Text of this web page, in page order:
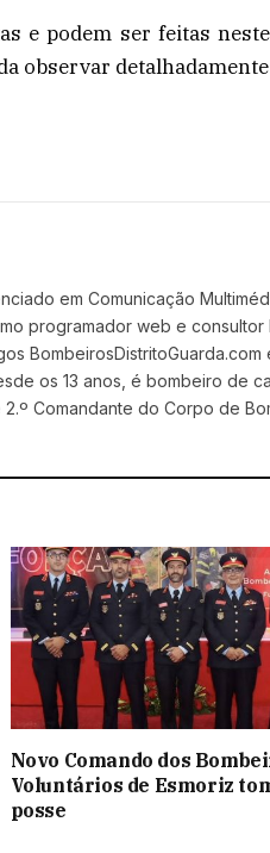
e podem ser feitas
observar
em Comunicação
programador web e
os 13 anos, é bombeiro de
Comandante do Corpo de
Novo Comando dos
Voluntários de Esmoriz
posse